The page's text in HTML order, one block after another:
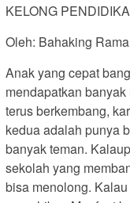
KELONG
Oleh: Bahaking
Anak yang cepat
mendapatkan
terus berkembang,
kedua adalah punya
banyak teman.
sekolah yang
bisa menolong.